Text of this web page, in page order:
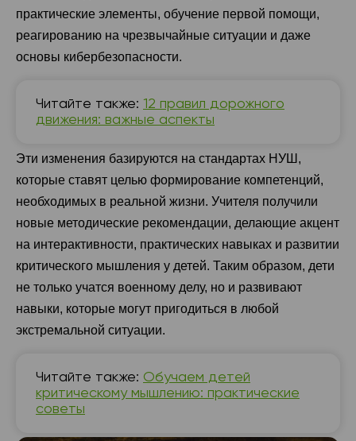
практические элементы, обучение первой помощи,
реагированию на чрезвычайные ситуации и даже
основы кибербезопасности.
Читайте также: 12 правил дорожного
движения: важные аспекты
Эти изменения базируются на стандартах НУШ,
которые ставят целью формирование компетенций,
необходимых в реальной жизни. Учителя получили
новые методические рекомендации, делающие акцент
на интерактивности, практических навыках и развитии
критического мышления у детей. Таким образом, дети
не только учатся военному делу, но и развивают
навыки, которые могут пригодиться в любой
экстремальной ситуации.
Читайте также: Обучаем детей
критическому мышлению: практические
советы